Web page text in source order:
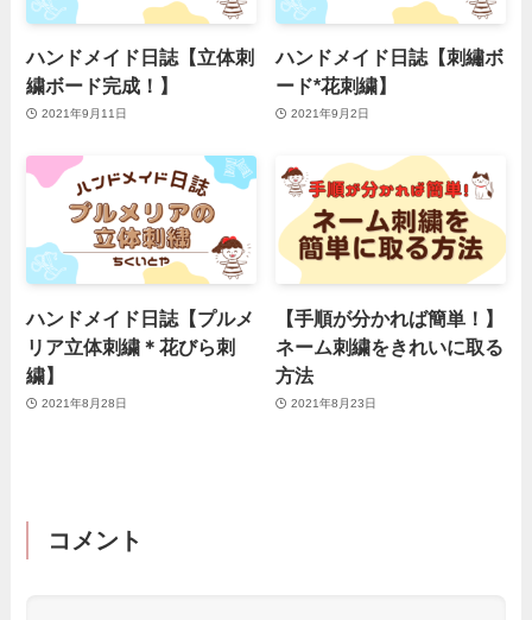
ハンドメイド日誌【立体刺
繍ボード完成！】
2021年9月11日
ハンドメイド日誌【刺繡ボ
ード*花刺繍】
2021年9月2日
ハンドメイド日誌【プルメ
リア立体刺繍＊花びら刺
繍】
2021年8月28日
【手順が分かれば簡単！】
ネーム刺繍をきれいに取る
方法
2021年8月23日
コメント